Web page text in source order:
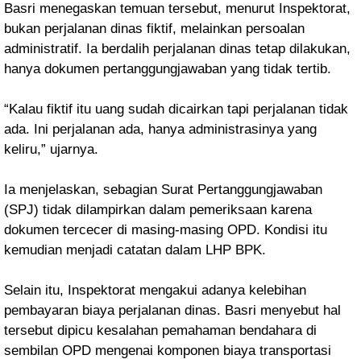
Basri menegaskan temuan tersebut, menurut Inspektorat,
bukan perjalanan dinas fiktif, melainkan persoalan
administratif. Ia berdalih perjalanan dinas tetap dilakukan,
hanya dokumen pertanggungjawaban yang tidak tertib.
“Kalau fiktif itu uang sudah dicairkan tapi perjalanan tidak
ada. Ini perjalanan ada, hanya administrasinya yang
keliru,” ujarnya.
Ia menjelaskan, sebagian Surat Pertanggungjawaban
(SPJ) tidak dilampirkan dalam pemeriksaan karena
dokumen tercecer di masing-masing OPD. Kondisi itu
kemudian menjadi catatan dalam LHP BPK.
Selain itu, Inspektorat mengakui adanya kelebihan
pembayaran biaya perjalanan dinas. Basri menyebut hal
tersebut dipicu kesalahan pemahaman bendahara di
sembilan OPD mengenai komponen biaya transportasi